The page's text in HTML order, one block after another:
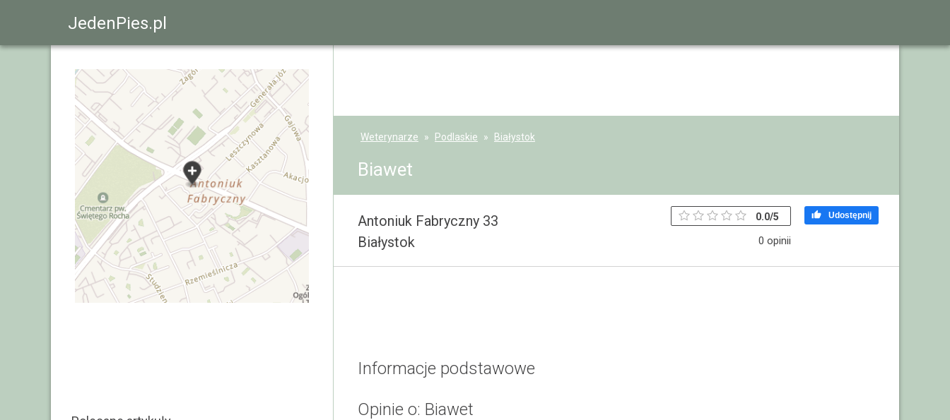
JedenPies.pl
Weterynarze Podlaskie Białystok
Biawet
Antoniuk Fabryczny 33
Białystok
0.0/5
0 opinii
 Udostępnij
Informacje podstawowe
Opinie o: Biawet